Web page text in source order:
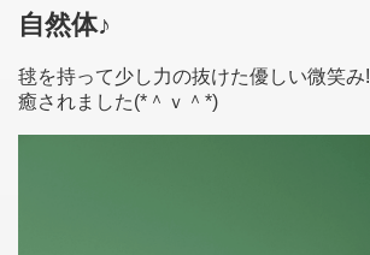
自然体♪
毬を持って少し力の抜けた優しい微笑み!
癒されました(*＾ｖ＾*)